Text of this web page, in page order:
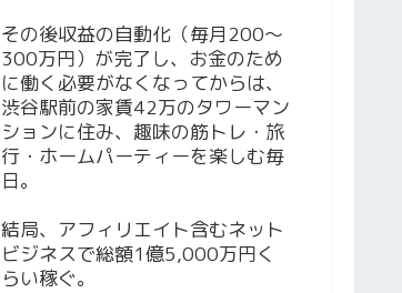
その後収益の自動化（毎月200〜
300万円）が完了し、お金のため
に働く必要がなくなってからは、
渋谷駅前の家賃42万のタワーマン
ションに住み、趣味の筋トレ・旅
行・ホームパーティーを楽しむ毎
日。
結局、アフィリエイト含むネット
ビジネスで総額1億5,000万円く
らい稼ぐ。